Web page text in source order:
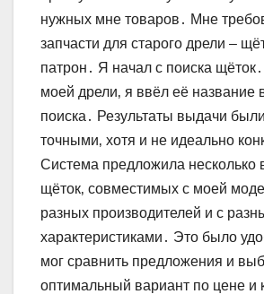
нужных мне товаров․ Мне
запчасти для старого дрели –
патрон․ Я начал с поиска
моей дрели‚ я ввёл её название
поиска․ Результаты выдачи
точными‚ хотя и не идеально
Система предложила несколько
щёток‚ совместимых с моей
разных производителей и с
характеристиками․ Это было
мог сравнить предложения и
оптимальный вариант по цене и